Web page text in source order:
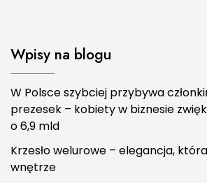
Wpisy na blogu
W Polsce szybciej przybywa
prezesek – kobiety w biznesie
o 6,9 mld
Krzesło welurowe – elegancja,
wnętrze